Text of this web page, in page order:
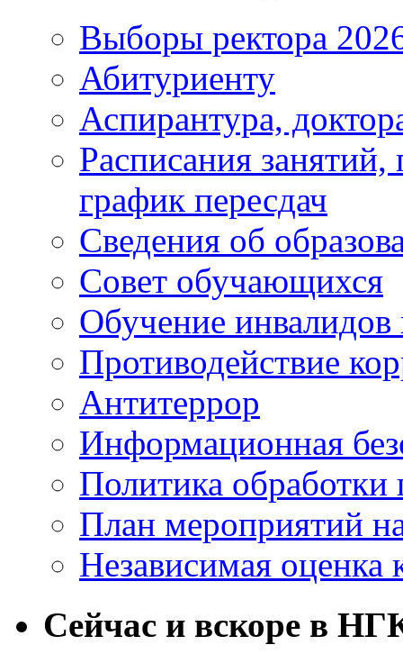
Выборы ректора
Абитуриенту
Аспирантура,
Расписания
график пересдач
Сведения об
Совет обучающихся
Обучение
Противодействие
Антитеррор
Информационная
Политика
План мероприятий
Независимая оценка
Сейчас и вскоре в